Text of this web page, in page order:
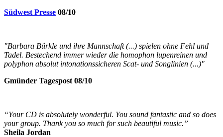
Südwest Presse 08/10
"Barbara Bürkle und ihre Mannschaft (...) spielen ohne Fehl und
Tadel. Bestechend immer wieder die homophon lupenreinen und
polyphon absolut intonationssicheren Scat- und Songlinien (...)"
Gmünder Tagespost 08/10
“Your CD is absolutely wonderful. You sound fantastic and so does
your group. Thank you so much for such beautiful music.”
Sheila Jordan